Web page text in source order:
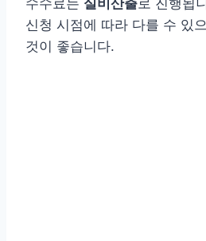
신청 시점에 따라 다를 수 있
것이 좋습니다.